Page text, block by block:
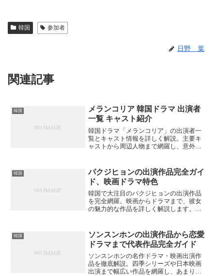
韓国 参加者
日野 葉
関連記事
韓国
メランコリア 韓国ドラマ 出演者
一覧 キャスト紹介
韓国ドラマ「メランコリア」の出演者一
覧とキャスト情報を詳しく解説。主要キ
ャストから周辺人物まで網羅し、意外な
韓国
パクジヒョンの出演作品完全ガイ
ド、映画ドラマ特色
韓国で大注目のパクジヒョンの出演作品
を完全網羅。映画からドラマまで、彼女
の魅力的な作品を詳しく解説します。あ
韓国
ソンスンホンの出演作品から恋愛
ドラマまで代表作品完全ガイド
ソンスンホンの名作ドラマ・映画出演作
品を徹底解説。四季シリーズや日本映画
出演まで幅広い作品を網羅し、あまり知